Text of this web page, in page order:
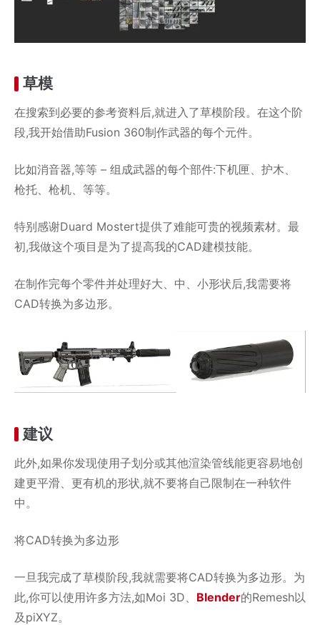
草模
在搜索到必要的参考资料后,就进入了草模阶段。在这个阶
段,我开始借助Fusion 360制作武器的每个元件。
比如消音器,等等 – 组成武器的每个部件:下机匣、护木、
枪托、枪机、等等。
特别感谢Duard Mostert提供了难能可贵的视频素材。最
初,我做这个项目是为了提高我的CAD建模技能。
在制作完每个零件并处理好大、中、小形状后,我需要将
CAD转换为多边形。
建议
此外,如果你发现使用子划分或其他渲染管线能更容易地创
建更平滑、更有机的形状,就不要将自己限制在一种软件
中。
将CAD转换为多边形
一旦我完成了草模阶段,我就需要将CAD转换为多边形。为
此,你可以使用许多方法,如Moi 3D、 Blender的Remesh以
及piXYZ。